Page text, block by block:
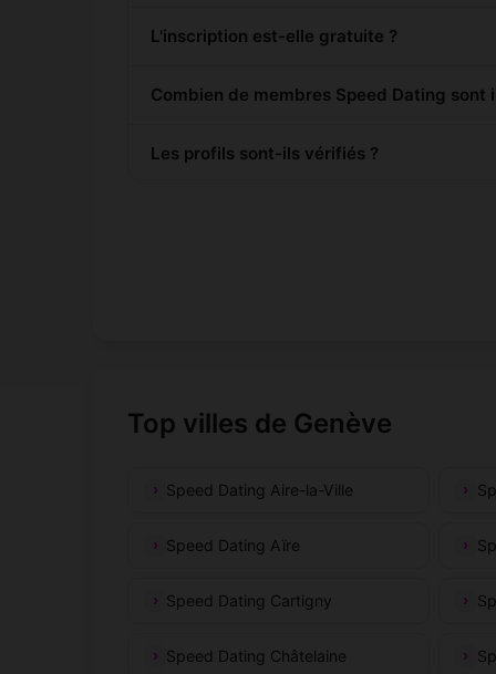
L'inscription est-elle gratuite ?
Combien de membres Speed Dating sont
Les profils sont-ils vérifiés ?
Top villes de Genève
Speed Dating Aire-la-Ville
Speed Dating Aïre
Speed Dating Cartigny
Speed Dating Châtelaine